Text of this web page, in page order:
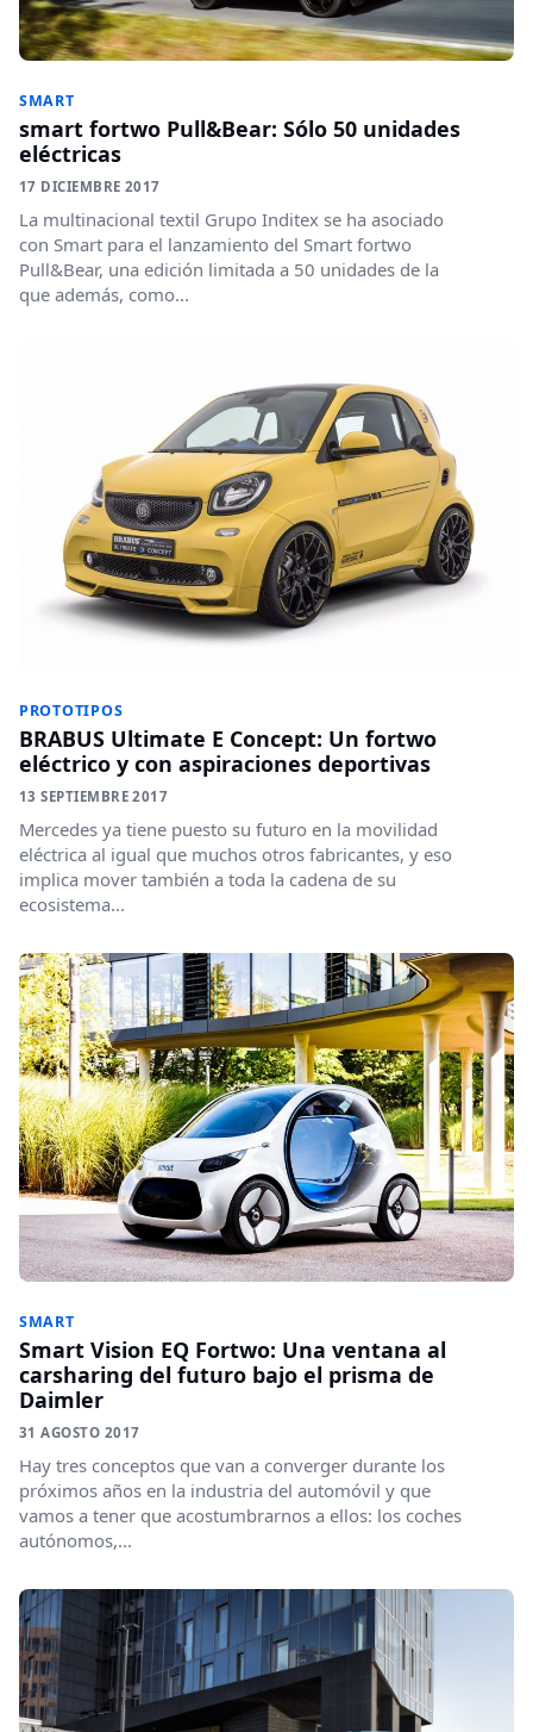
SMART
smart fortwo Pull&Bear: Sólo 50 unidades
eléctricas
17 DICIEMBRE 2017
La multinacional textil Grupo Inditex se ha asociado
con Smart para el lanzamiento del Smart fortwo
Pull&Bear, una edición limitada a 50 unidades de la
que además, como...
PROTOTIPOS
BRABUS Ultimate E Concept: Un fortwo
eléctrico y con aspiraciones deportivas
13 SEPTIEMBRE 2017
Mercedes ya tiene puesto su futuro en la movilidad
eléctrica al igual que muchos otros fabricantes, y eso
implica mover también a toda la cadena de su
ecosistema...
SMART
Smart Vision EQ Fortwo: Una ventana al
carsharing del futuro bajo el prisma de
Daimler
31 AGOSTO 2017
Hay tres conceptos que van a converger durante los
próximos años en la industria del automóvil y que
vamos a tener que acostumbrarnos a ellos: los coches
autónomos,...